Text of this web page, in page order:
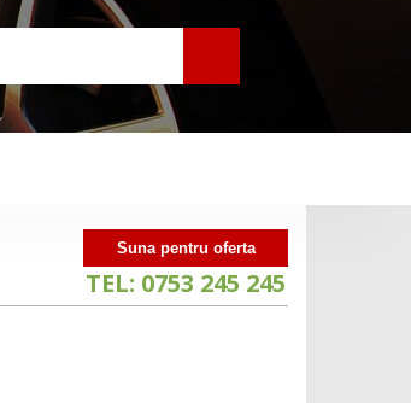
Suna pentru oferta
TEL: 0753 245 245